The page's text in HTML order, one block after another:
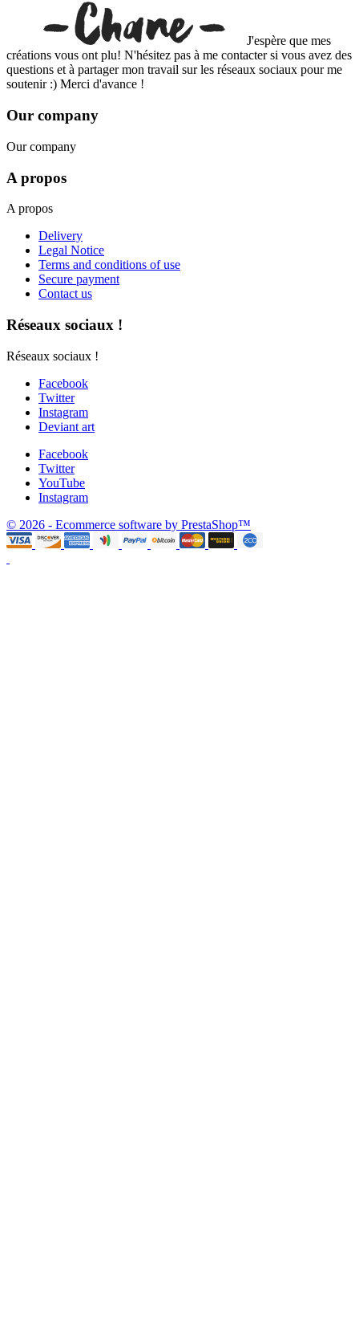
J'espère que mes
créations vous ont plu! N'hésitez pas à me contacter si vous avez des
questions et à partager mon travail sur les réseaux sociaux pour me
soutenir :) Merci d'avance !
Our company
Our company
A propos
A propos
Delivery
Legal Notice
Terms and conditions of use
Secure payment
Contact us
Réseaux sociaux !
Réseaux sociaux !
Facebook
Twitter
Instagram
Deviant art
Facebook
Twitter
YouTube
Instagram
© 2026 - Ecommerce software by PrestaShop™